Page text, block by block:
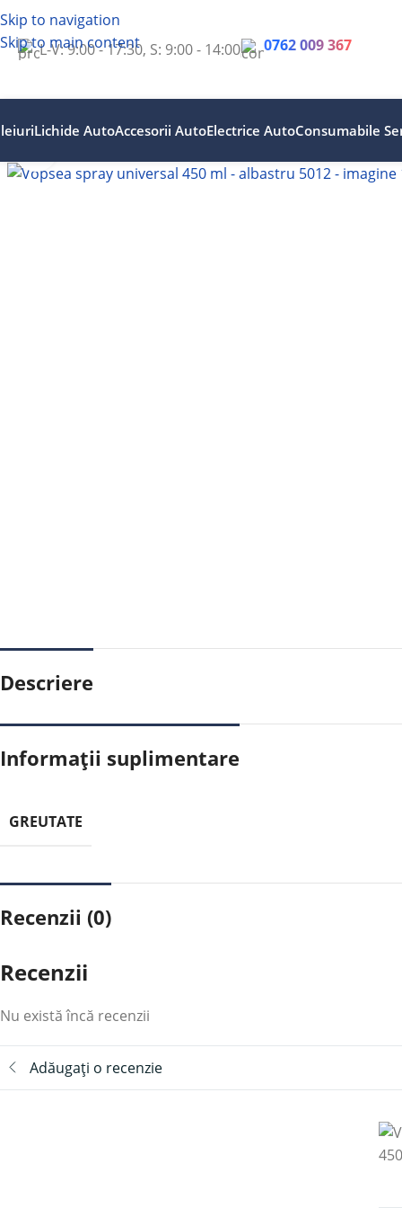
Skip to navigation
Skip to main content
L-V: 9:00 - 17:30, S: 9:00 - 14:00 0762 009 367
Lichide AutoAccesorii AutoElectrice AutoConsumabile
Descriere
Informații suplimentare
GREUTATE
Recenzii (0)
Recenzii
Nu există încă recenzii
Adăugați o recenzie